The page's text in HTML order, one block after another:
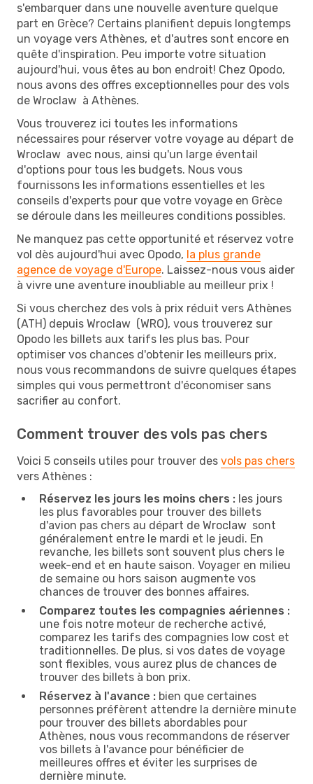
s'embarquer dans une nouvelle aventure quelque
part en Grèce? Certains planifient depuis longtemps
un voyage vers Athènes, et d'autres sont encore en
quête d'inspiration. Peu importe votre situation
aujourd'hui, vous êtes au bon endroit! Chez Opodo,
nous avons des offres exceptionnelles pour des vols
de Wroclaw à Athènes.
Vous trouverez ici toutes les informations
nécessaires pour réserver votre voyage au départ de
Wroclaw avec nous, ainsi qu'un large éventail
d'options pour tous les budgets. Nous vous
fournissons les informations essentielles et les
conseils d'experts pour que votre voyage en Grèce
se déroule dans les meilleures conditions possibles.
Ne manquez pas cette opportunité et réservez votre
vol dès aujourd'hui avec Opodo, la plus grande
agence de voyage d'Europe. Laissez-nous vous aider
à vivre une aventure inoubliable au meilleur prix !
Si vous cherchez des vols à prix réduit vers Athènes
(ATH) depuis Wroclaw (WRO), vous trouverez sur
Opodo les billets aux tarifs les plus bas. Pour
optimiser vos chances d'obtenir les meilleurs prix,
nous vous recommandons de suivre quelques étapes
simples qui vous permettront d'économiser sans
sacrifier au confort.
Comment trouver des vols pas chers
Voici 5 conseils utiles pour trouver des vols pas chers
vers Athènes :
Réservez les jours les moins chers : les jours
les plus favorables pour trouver des billets
d'avion pas chers au départ de Wroclaw sont
généralement entre le mardi et le jeudi. En
revanche, les billets sont souvent plus chers le
week-end et en haute saison. Voyager en milieu
de semaine ou hors saison augmente vos
chances de trouver des bonnes affaires.
Comparez toutes les compagnies aériennes :
une fois notre moteur de recherche activé,
comparez les tarifs des compagnies low cost et
traditionnelles. De plus, si vos dates de voyage
sont flexibles, vous aurez plus de chances de
trouver des billets à bon prix.
Réservez à l'avance : bien que certaines
personnes préfèrent attendre la dernière minute
pour trouver des billets abordables pour
Athènes, nous vous recommandons de réserver
vos billets à l'avance pour bénéficier de
meilleures offres et éviter les surprises de
dernière minute.